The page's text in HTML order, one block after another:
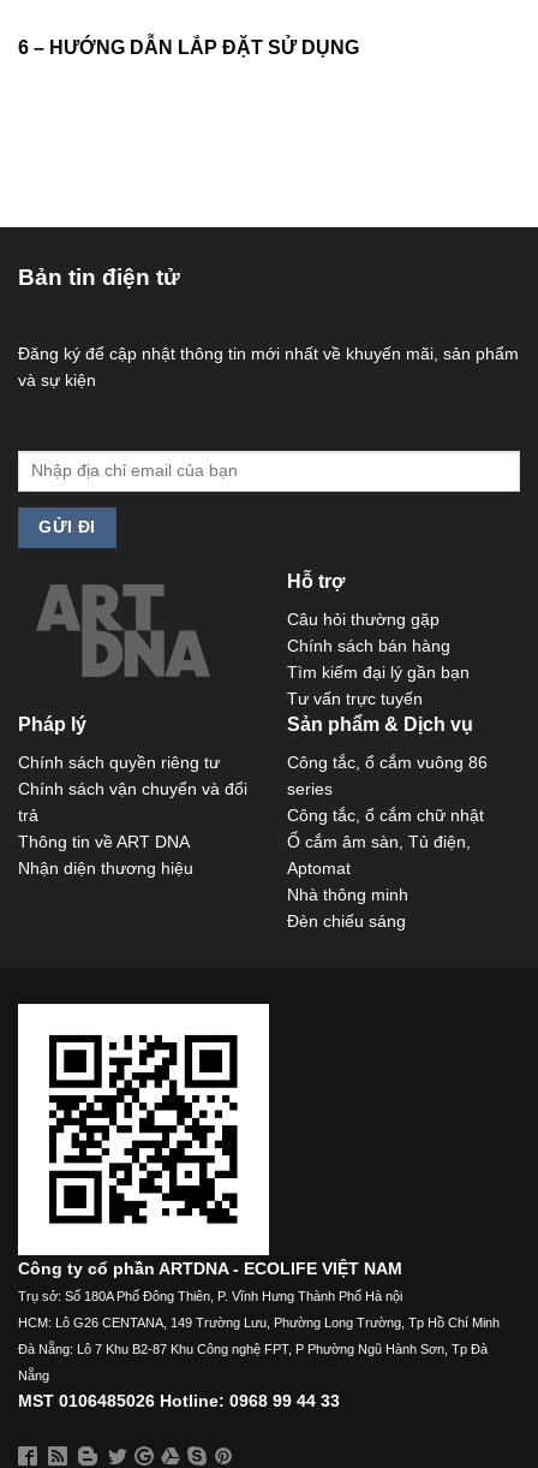
6 – HƯỚNG DẪN LẮP ĐẶT SỬ DỤNG
Bản tin điện tử
Đăng ký để cập nhật thông tin mới nhất về khuyến mãi, sản phẩm
và sự kiện
Hỗ trợ
Câu hỏi thường gặp
Chính sách bán hàng
Tìm kiếm đại lý gần bạn
Tư vấn trực tuyến
Pháp lý
Chính sách quyền riêng tư
Chính sách vận chuyển và đổi
trả
Thông tin về ART DNA
Nhận diện thương hiệu
Sản phẩm & Dịch vụ
Công tắc, ổ cắm vuông 86
series
Công tắc, ổ cắm chữ nhật
Ổ cắm âm sàn, Tủ điện,
Aptomat
Nhà thông minh
Đèn chiếu sáng
Công ty cổ phần ARTDNA - ECOLIFE VIỆT NAM
Trụ sở: Số 180A Phố Đông Thiên, P. Vĩnh Hưng Thành Phố Hà nội
HCM: Lô G26 CENTANA, 149 Trường Lưu, Phường Long Trường, Tp Hồ Chí Minh
Đà Nẵng: Lô 7 Khu B2-87 Khu Công nghệ FPT, P Phường Ngũ Hành Sơn, Tp Đà
Nẵng
MST 0106485026 Hotline: 0968 99 44 33